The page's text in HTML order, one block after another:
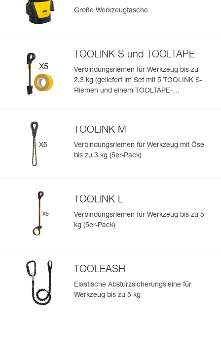
Große Werkzeugtasche
TOOLINK S und TOOLTAPE
Verbindungsriemen für Werkzeug bis zu
2,3 kg (geliefert im Set mit 5 TOOLINK S-
Riemen und einem TOOLTAPE-
TOOLINK M
Verbindungsriemen für Werkzeug mit Öse
bis zu 3 kg (5er-Pack)
TOOLINK L
Verbindungsriemen für Werkzeug bis zu 5
kg (5er-Pack)
TOOLEASH
Elastische Absturzsicherungsleine für
Werkzeug bis zu 5 kg